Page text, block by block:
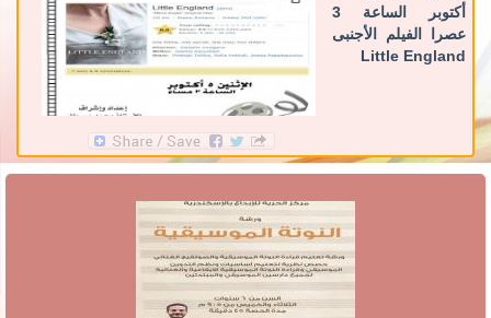
أكتوبر الساعة 3
عصرا الفيلم الأجنبى
Little England